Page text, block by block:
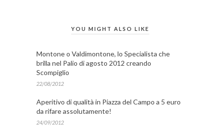
YOU MIGHT ALSO LIKE
Montone o Valdimontone, lo Specialista che
brilla nel Palio di agosto 2012 creando
Scompiglio
22/08/2012
Aperitivo di qualità in Piazza del Campo a 5 euro
da rifare assolutamente!
24/09/2012